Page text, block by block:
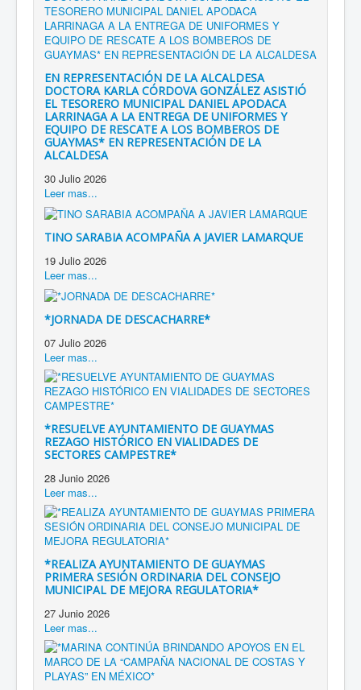
EN REPRESENTACIÓN DE LA ALCALDESA
DOCTORA KARLA CÓRDOVA GONZÁLEZ ASISTIÓ
EL TESORERO MUNICIPAL DANIEL APODACA
LARRINAGA A LA ENTREGA DE UNIFORMES Y
EQUIPO DE RESCATE A LOS BOMBEROS DE
GUAYMAS* EN REPRESENTACIÓN DE LA
ALCALDESA
30 Julio 2026
Leer mas...
TINO SARABIA ACOMPAÑA A JAVIER LAMARQUE
19 Julio 2026
Leer mas...
*JORNADA DE DESCACHARRE*
07 Julio 2026
Leer mas...
*RESUELVE AYUNTAMIENTO DE GUAYMAS
REZAGO HISTÓRICO EN VIALIDADES DE
SECTORES CAMPESTRE*
28 Junio 2026
Leer mas...
*REALIZA AYUNTAMIENTO DE GUAYMAS
PRIMERA SESIÓN ORDINARIA DEL CONSEJO
MUNICIPAL DE MEJORA REGULATORIA*
27 Junio 2026
Leer mas...